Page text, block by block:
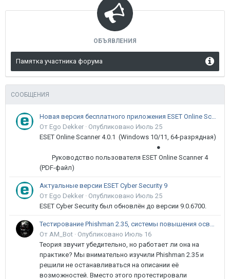
ОБЪЯВЛЕНИЯ
Памятка участника форума
СООБЩЕНИЯ
Новая версия бесплатного приложения ESET Online Scanner доступна пользователям
От Ego Dekker · Опубликовано Июль 25
ESET Online Scanner 4.0.1 (Windows 10/11, 64-разрядная)
●
Руководство пользователя ESET Online Scanner 4
(PDF-файл)
Актуальные версии ESET Cyber Security 9
От Ego Dekker · Опубликовано Июль 25
ESET Cyber Security был обновлён до версии 9.0.6700.
Тестирование Phishman 2.35, системы повышения осведомлённости пользователей в сфере ИБ
От AM_Bot · Опубликовано Июль 16
Теория звучит убедительно, но работает ли она на
практике? Мы внимательно изучили Phishman 2.35 и
решили не останавливаться на описании её
возможностей. Вместо этого протестировали